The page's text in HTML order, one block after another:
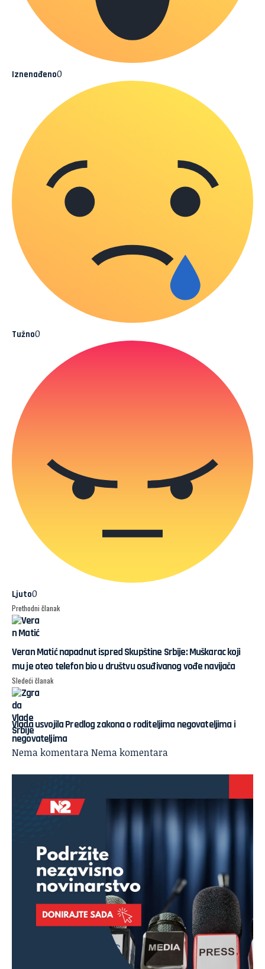
Iznenađeno0
Tužno0
Ljuto0
Prethodni članak
Veran Matić napadnut ispred Skupštine Srbije: Muškarac koji
mu je oteo telefon bio u društvu osuđivanog vođe navijača
Sledeći članak
Vlada usvojila Predlog zakona o roditeljima negovateljima i
negovateljima
Nema komentaraNema komentara